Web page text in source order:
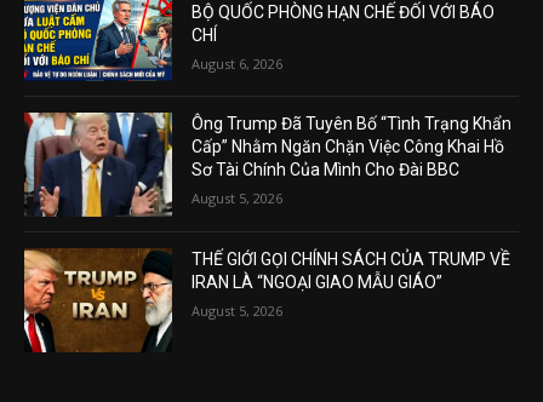
BỘ QUỐC PHÒNG HẠN CHẾ ĐỐI VỚI BÁO
CHÍ
August 6, 2026
Ông Trump Đã Tuyên Bố “Tình Trạng Khẩn
Cấp” Nhằm Ngăn Chặn Việc Công Khai Hồ
Sơ Tài Chính Của Mình Cho Đài BBC
August 5, 2026
THẾ GIỚI GỌI CHÍNH SÁCH CỦA TRUMP VỀ
IRAN LÀ “NGOẠI GIAO MẪU GIÁO”
August 5, 2026